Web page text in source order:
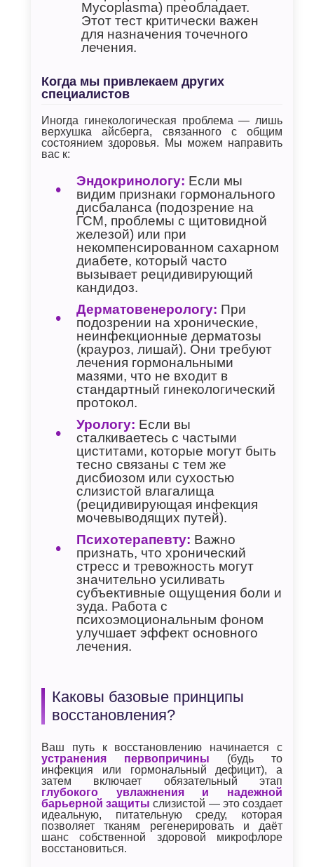
Mycoplasma) преобладает.
Этот тест критически важен
для назначения точечного
лечения.
Когда мы привлекаем других
специалистов
Иногда гинекологическая проблема — лишь
верхушка айсберга, связанного с общим
состоянием здоровья. Мы можем направить
вас к:
Эндокринологу: Если мы
видим признаки гормонального
дисбаланса (подозрение на
ГСМ, проблемы с щитовидной
железой) или при
некомпенсированном сахарном
диабете, который часто
вызывает рецидивирующий
кандидоз.
Дерматовенерологу: При
подозрении на хронические,
неинфекционные дерматозы
(крауроз, лишай). Они требуют
лечения гормональными
мазями, что не входит в
стандартный гинекологический
протокол.
Урологу: Если вы
сталкиваетесь с частыми
циститами, которые могут быть
тесно связаны с тем же
дисбиозом или сухостью
слизистой влагалища
(рецидивирующая инфекция
мочевыводящих путей).
Психотерапевту: Важно
признать, что хронический
стресс и тревожность могут
значительно усиливать
субъективные ощущения боли и
зуда. Работа с
психоэмоциональным фоном
улучшает эффект основного
лечения.
Каковы базовые принципы
восстановления?
Ваш путь к восстановлению начинается с
устранения первопричины (будь то
инфекция или гормональный дефицит), а
затем включает обязательный этап
глубокого увлажнения и надежной
барьерной защиты слизистой — это создает
идеальную, питательную среду, которая
позволяет тканям регенерировать и даёт
шанс собственной здоровой микрофлоре
восстановиться.